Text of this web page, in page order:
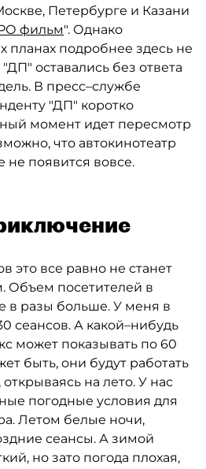
Петербурге и Казани
фильм". Однако
планах подробнее здесь не
оставались без ответа
В пресс–службе
"ДП" коротко
момент идет пересмотр
что автокинотеатр
появится вовсе.
это все равно не станет
Объем посетителей в
в разы больше. У меня в
сеансов. А какой–нибудь
может показывать по 60
быть, они будут работать
на лето. У нас
погодные условия для
Летом белые ночи,
сеансы. А зимой
но зато погода плохая,